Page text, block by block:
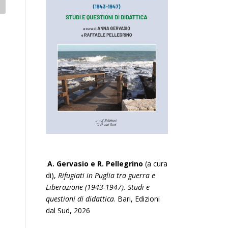
A. Gervasio e R. Pellegrino (a cura
di), Rifugiati in Puglia tra guerra e
Liberazione (1943-1947). Studi e
questioni di didattica. Bari, Edizioni
dal Sud, 2026